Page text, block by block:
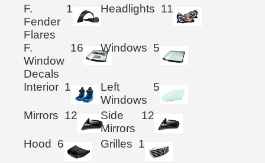
F.
Fender
Flares
1 Headlights 11
F.
Window
Decals
16 Windows 5
Interior 1
Left
Windows
5
Mirrors 12
Side
Mirrors
12
Hood 6 Grilles 1